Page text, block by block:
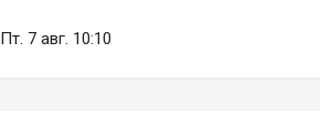
Пт. 7 авг. 10:10